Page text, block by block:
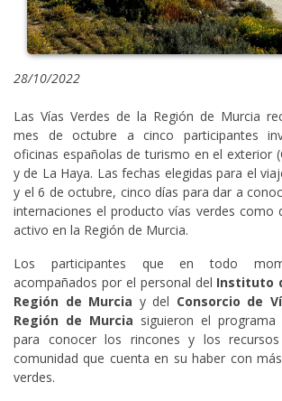
28/10/2022
Las Vías Verdes de la Región de Murcia
mes de octubre a cinco participantes
oficinas españolas de turismo en el exterior
y de La Haya. Las fechas elegidas para el
y el 6 de octubre, cinco días para dar a
internaciones el producto vías verdes como
activo en la Región de Murcia.
Los participantes que en todo
acompañados por el personal del Instituto
Región de Murcia y del Consorcio de
Región de Murcia siguieron el programa
para conocer los rincones y los
comunidad que cuenta en su haber con
verdes.